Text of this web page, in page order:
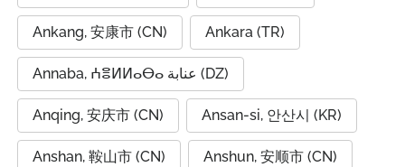
Ankang, 安康市 (CN) Ankara (TR)
Annaba, ⵄⴻⵍⵍⴰⴱⴰ عنابة (DZ)
Anqing, 安庆市 (CN) Ansan-si, 안산시 (KR)
Anshan, 鞍山市 (CN) Anshun, 安顺市 (CN)